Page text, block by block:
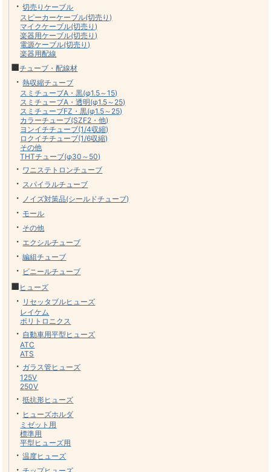
・切売りケーブル
スピーカーケーブル(切売り)
マイクケーブル(切売り)
楽器用ケーブル(切売り)
電源ケーブル(切売り)
楽器用配線
■チューブ・配線材
・熱収縮チューブ
スミチューブA・黒(φ1.5～15)
スミチューブA・透明(φ1.5～25)
スミチューブFZ・黒(φ1.5～25)
カラーチューブ(SZF2・他)
ヨンイチチューブ(1/4収縮)
ロクイチチューブ(1/6収縮)
その他
THTチューブ(φ30～50)
・ ワニステトロンチューブ
・ スパイラルチューブ
・ ノイズ対策品(シールドチューブ)
・ モール
・ その他
・ エクシルチューブ
・編組チューブ
・ ビニールチューブ
■ ヒューズ
・ リセッタブルヒューズ
レイケム
ポリトロニクス
・ 自動車用平型ヒューズ
ATC
ATS
・ ガラス管ヒューズ
125V
250V
・抵抗形ヒューズ
・ ヒューズホルダ
ミゼット用
標準用
平型ヒューズ用
・温度ヒューズ